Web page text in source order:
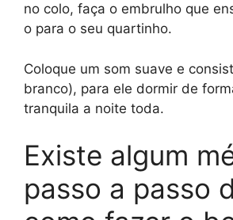
no colo, faça o embrulho que
o para o seu quartinho.
Coloque um som suave e
branco), para ele dormir de
tranquila a noite toda.
Existe algum
passo a passo